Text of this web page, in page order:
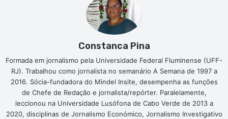
Constanca Pina
Formada em jornalismo pela Universidade Federal Fluminense (UFF-
RJ). Trabalhou como jornalista no semanário A Semana de 1997 a
2016. Sócia-fundadora do Mindel Insite, desempenha as funções
de Chefe de Redação e jornalista/repórter. Paralelamente,
leccionou na Universidade Lusófona de Cabo Verde de 2013 a
2020, disciplinas de Jornalismo Económico, Jornalismo Investigativo